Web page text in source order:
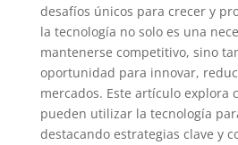
desafíos únicos para crecer y
la tecnología no solo es una
mantenerse competitivo, sino
oportunidad para innovar,
mercados. Este artículo explora
pueden utilizar la tecnología
destacando estrategias clave y